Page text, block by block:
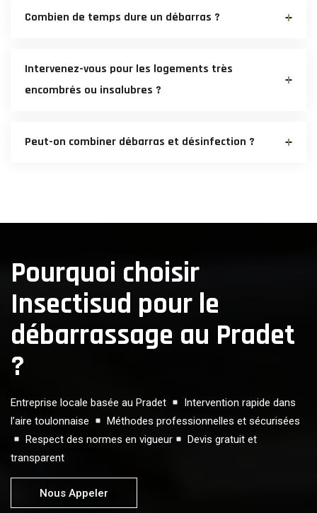
Combien de temps dure un débarras ?
Intervenez-vous pour les logements très
encombrés ou insalubres ?
Peut-on combiner débarras et désinfection ?
Pourquoi choisir
Insectisud pour le
débarrassage au Pradet
?
Entreprise locale basée au Pradet
Intervention rapide dans
l’aire toulonnaise
Méthodes professionnelles et sécurisées
Respect des normes en vigueur
Devis gratuit et
transparent
Nous Appeler